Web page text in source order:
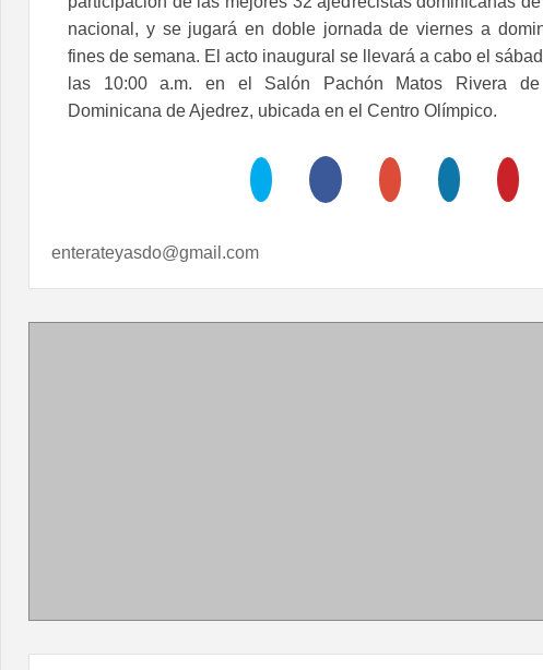
nacional, y se jugará en doble jornada de viernes a
fines de semana. El acto inaugural se llevará a cabo el
las 10:00 a.m. en el Salón Pachón Matos Rivera
Dominicana de Ajedrez, ubicada en el Centro Olímpico.
enterateyasdo@gmail.com